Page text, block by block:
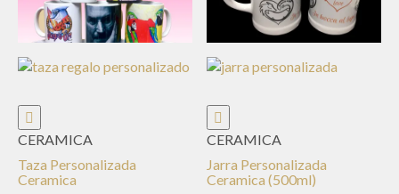
CERAMICA
Taza Personalizada
Ceramica
CERAMICA
Jarra Personalizada
Ceramica (500ml)